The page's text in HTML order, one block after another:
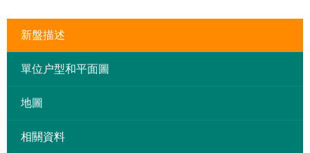
新盤描述
單位户型和平面圖
地圖
相關資料